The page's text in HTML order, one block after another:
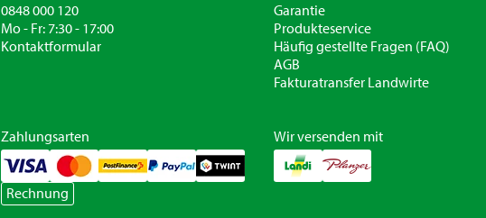
0848 000 120
Mo - Fr: 7:30 - 17:00
Kontaktformular
Garantie
Produkteservice
Häufig gestellte Fragen (FAQ)
AGB
Fakturatransfer Landwirte
Zahlungsarten
Rechnung
Wir versenden mit